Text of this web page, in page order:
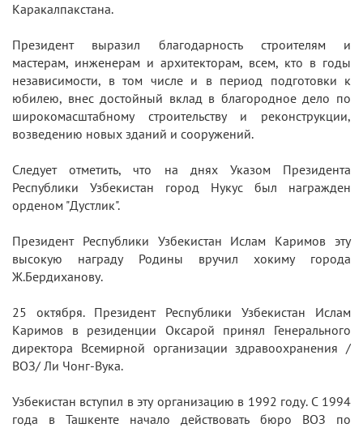
Каракалпакстана.
Президент выразил благодарность строителям и
мастерам, инженерам и архитекторам, всем, кто в годы
независимости, в том числе и в период подготовки к
юбилею, внес достойный вклад в благородное дело по
широкомасштабному строительству и реконструкции,
возведению новых зданий и сооружений.
Следует отметить, что на днях Указом Президента
Республики Узбекистан город Нукус был награжден
орденом "Дустлик".
Президент Республики Узбекистан Ислам Каримов эту
высокую награду Родины вручил хокиму города
Ж.Бердиханову.
25 октября. Президент Республики Узбекистан Ислам
Каримов в резиденции Оксарой принял Генерального
директора Всемирной организации здравоохранения /
ВОЗ/ Ли Чонг-Вука.
Узбекистан вступил в эту организацию в 1992 году. С 1994
года в Ташкенте начало действовать бюро ВОЗ по